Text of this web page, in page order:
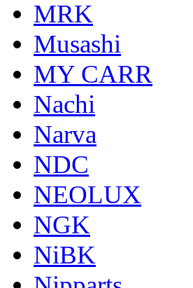
MRK
Musashi
MY CARR
Nachi
Narva
NDC
NEOLUX
NGK
NiBK